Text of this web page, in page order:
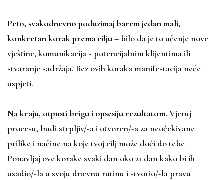
Peto, svakodnevno poduzimaj barem jedan mali,
konkretan korak prema cilju– bilo da je to učenje nove
vještine, komunikacija s potencijalnim klijentima ili
stvaranje sadržaja. Bez ovih koraka manifestacija neće
uspjeti.
Na kraju, otpusti brigu i opsesiju rezultatom. Vjeruj
procesu, budi strpljiv/-a i otvoren/-a za neočekivane
prilike i načine na koje tvoj cilj može doći do tebe
Ponavljaj ove korake svaki dan oko 21 dan kako bi ih
usadio/-la u svoju dnevnu rutinu i stvorio/-la pravu